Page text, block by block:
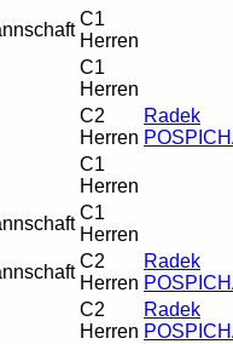
C1
Herren
C1
Herren
C2
Herren
Radek
C1
Herren
C1
Herren
C2
Herren
Radek
C2
Herren
Radek